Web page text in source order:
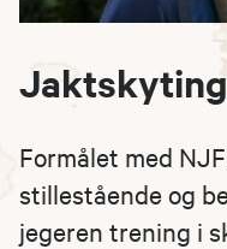
Jaktskyting
Formålet med
stillestående og
jegeren trening i